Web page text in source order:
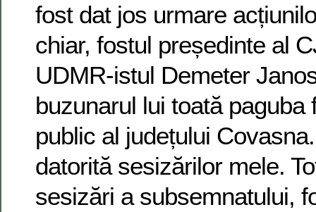
fost dat jos urmare
chiar, fostul președinte al
UDMR-istul Demeter
buzunarul lui toată paguba
public al județului
datorită sesizărilor mele.
sesizări a subsemnatului,